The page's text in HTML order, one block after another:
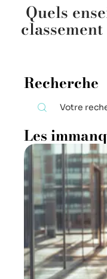
Quels
Recherche
Les